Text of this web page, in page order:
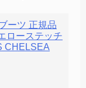
ーツ 正規品
ローステッチ
CHELSEA